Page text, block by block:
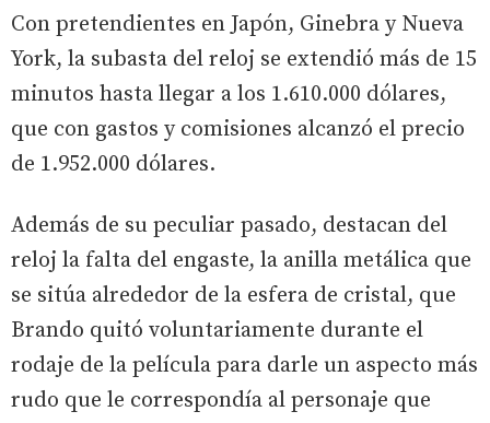
Con pretendientes en Japón, Ginebra y Nueva
York, la subasta del reloj se extendió más de 15
minutos hasta llegar a los 1.610.000 dólares,
que con gastos y comisiones alcanzó el precio
de 1.952.000 dólares.
Además de su peculiar pasado, destacan del
reloj la falta del engaste, la anilla metálica que
se sitúa alrededor de la esfera de cristal, que
Brando quitó voluntariamente durante el
rodaje de la película para darle un aspecto más
rudo que le correspondía al personaje que